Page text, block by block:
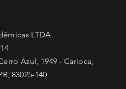
LTDA.
Azul, 1949 - Carioca,
83025-140